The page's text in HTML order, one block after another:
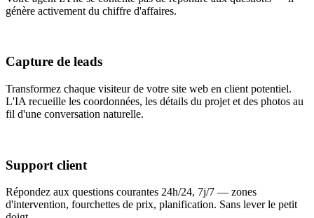
génère activement du chiffre d'affaires.
Capture de leads
Transformez chaque visiteur de votre site web en client potentiel.
L'IA recueille les coordonnées, les détails du projet et des photos au
fil d'une conversation naturelle.
Support client
Répondez aux questions courantes 24h/24, 7j/7 — zones
d'intervention, fourchettes de prix, planification. Sans lever le petit